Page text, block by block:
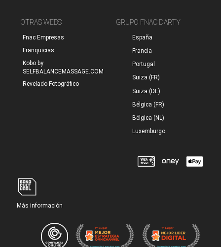
OTRAS WEBS
Fnac Empresas
Franquicias
Kobo by
SELFBALANCEMASSAGE.COM
Revelado Fotográfico
GRUPO FNAC DARTY
España
Francia
Portugal
Suiza (FR)
Suiza (DE)
Bélgica (FR)
Bélgica (NL)
Luxemburgo
Más información